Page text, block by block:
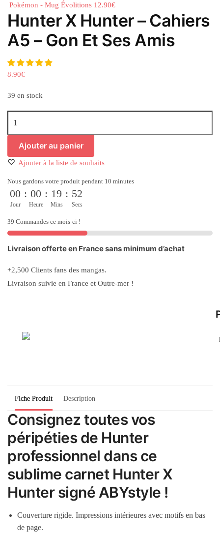
Pokémon - Mug Évolitions 12.90€
Hunter X Hunter – Cahiers
A5 – Gon Et Ses Amis
8.90€
39 en stock
de
Hunter
Cahiers
A5
Gon
Et
Ses
Ajouter au panier
Ajouter à la liste de souhaits
Nous gardons votre produit pendant 10 minutes
00
Jour
: 00
Heure
: 19
Mins
: 52
Secs
39 Commandes ce mois-ci !
Livraison offerte en France sans minimum d’achat
+2,500 Clients fans des mangas.
Livraison suivie en France et Outre-mer !
Fiche Produit Description
Consignez toutes vos
péripéties de Hunter
professionnel dans ce
sublime carnet Hunter X
Hunter signé ABYstyle !
Couverture rigide. Impressions intérieures avec motifs en bas
de page.